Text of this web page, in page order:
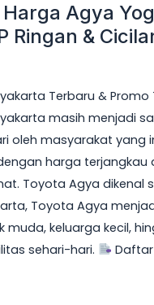
Harga Agya
Ringan &
Terbaru & Promo
masih menjadi
oleh masyarakat yang
harga terjangkau
Toyota Agya dikenal
Toyota Agya
muda, keluarga kecil,
sehari-hari.
Daftar